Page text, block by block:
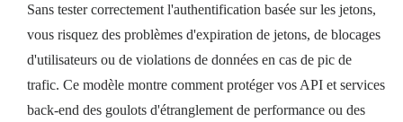
Sans tester correctement l'authentification basée sur les jetons,
vous risquez des problèmes d'expiration de jetons, de blocages
d'utilisateurs ou de violations de données en cas de pic de
trafic. Ce modèle montre comment protéger vos API et services
back-end des goulots d'étranglement de performance ou des